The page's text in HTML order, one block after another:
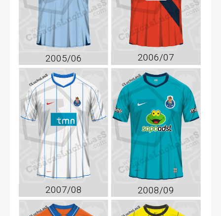
2005/06 2006/07
2007/08 2008/09